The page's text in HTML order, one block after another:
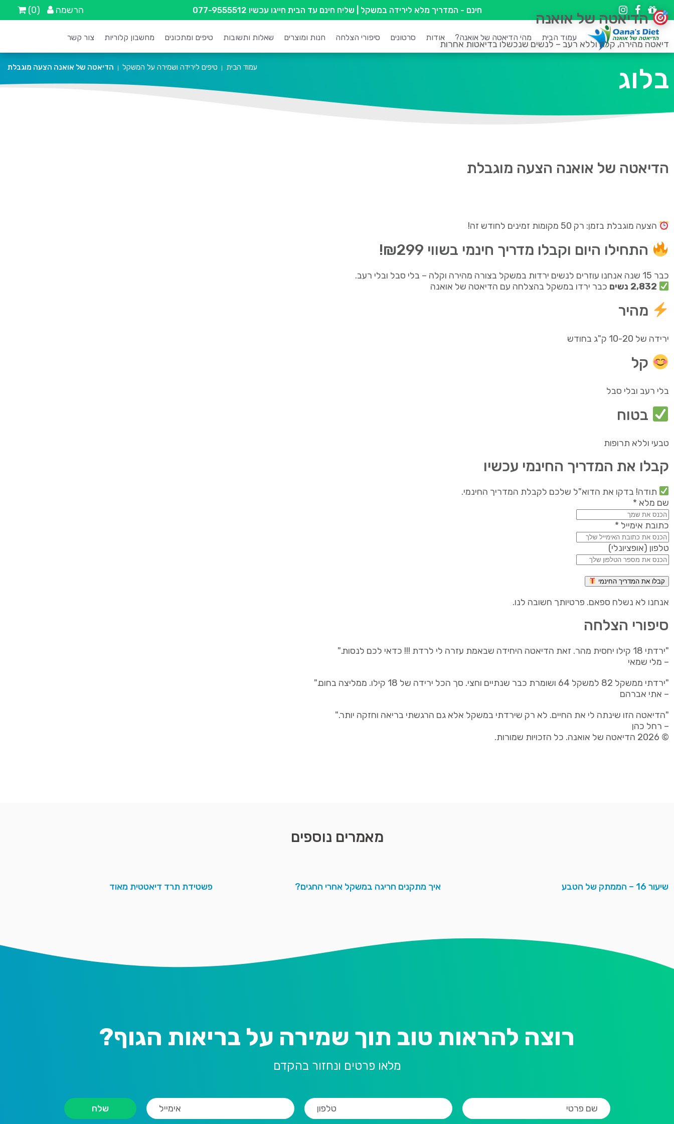
חינם - המדריך מלא לירידה במשקל | שליח חינם עד הבית חייגו עכשיו 077-9555512 הרשמה (0)
עמוד הבית מהי הדיאטה של אואנה? אודות סרטונים סיפורי הצלחה חנות ומוצרים שאלות ותשובות טיפים ומתכונים מחשבון קלוריות צור קשר
בלוג עמוד הבית טיפים לירידה ושמירה על המשקל הדיאטה של אואנה הצעה מוגבלת
הדיאטה של אואנה הצעה מוגבלת
הצעה מוגבלת בזמן: רק 50 מקומות זמינים לחודש זה!
הדיאטה של אואנה
דיאטה מהירה, קלה וללא רעב – לנשים שנכשלו בדיאטות אחרות
התחילו היום וקבלו מדריך חינמי בשווי ₪299!
כבר 15 שנה אנחנו עוזרים לנשים ירדות במשקל בצורה מהירה וקלה – בלי סבל ובלי רעב.
2,832 נשים
כבר ירדו במשקל בהצלחה עם הדיאטה של אואנה
מהיר
ירידה של 10-20 ק"ג בחודש
קל
בלי רעב ובלי סבל
בטוח
טבעי וללא תרופות
קבלו את המדריך החינמי עכשיו
תודה! בדקו את הדוא"ל שלכם לקבלת המדריך החינמי.
שם מלא *
כתובת אימייל *
טלפון (אופציונלי)
קבלו את המדריך החינמי
אנחנו לא נשלח ספאם. פרטיותך חשובה לנו.
סיפורי הצלחה
"ירדתי 18 קילו יחסית מהר. זאת הדיאטה היחידה שבאמת עזרה לי לרדת !!! כדאי לכם לנסות."
– מלי שמאי
"ירדתי ממשקל 82 למשקל 64 ושומרת כבר שנתיים וחצי. סך הכל ירידה של 18 קילו. ממליצה בחום."
– אתי אברהם
"הדיאטה הזו שינתה לי את החיים. לא רק שירדתי במשקל אלא גם הרגשתי בריאה וחזקה יותר."
– רחל כהן
© 2026 הדיאטה של אואנה. כל הזכויות שמורות.
מאמרים נוספים
שיעור 16 – הממתק של הטבע איך מתקנים חריגה במשקל אחרי החגים? פשטידת תרד דיאטטית מאוד
רוצה להראות טוב תוך שמירה על בריאות הגוף?
מלאו פרטים ונחזור בהקדם